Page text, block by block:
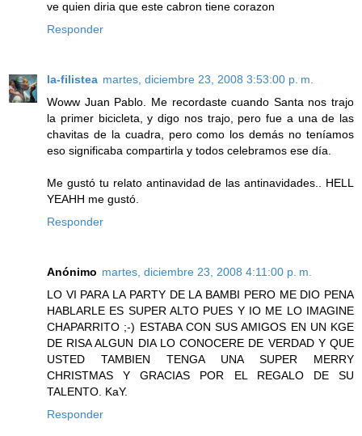
ve quien diria que este cabron tiene corazon
Responder
la-filistea martes, diciembre 23, 2008 3:53:00 p. m.
Woww Juan Pablo. Me recordaste cuando Santa nos trajo
la primer bicicleta, y digo nos trajo, pero fue a una de las
chavitas de la cuadra, pero como los demás no teníamos
eso significaba compartirla y todos celebramos ese día.
Me gustó tu relato antinavidad de las antinavidades.. HELL
YEAHH me gustó.
Responder
Anónimo martes, diciembre 23, 2008 4:11:00 p. m.
LO VI PARA LA PARTY DE LA BAMBI PERO ME DIO PENA
HABLARLE ES SUPER ALTO PUES Y IO ME LO IMAGINE
CHAPARRITO ;-) ESTABA CON SUS AMIGOS EN UN KGE
DE RISA ALGUN DIA LO CONOCERE DE VERDAD Y QUE
USTED TAMBIEN TENGA UNA SUPER MERRY
CHRISTMAS Y GRACIAS POR EL REGALO DE SU
TALENTO. KaY.
Responder